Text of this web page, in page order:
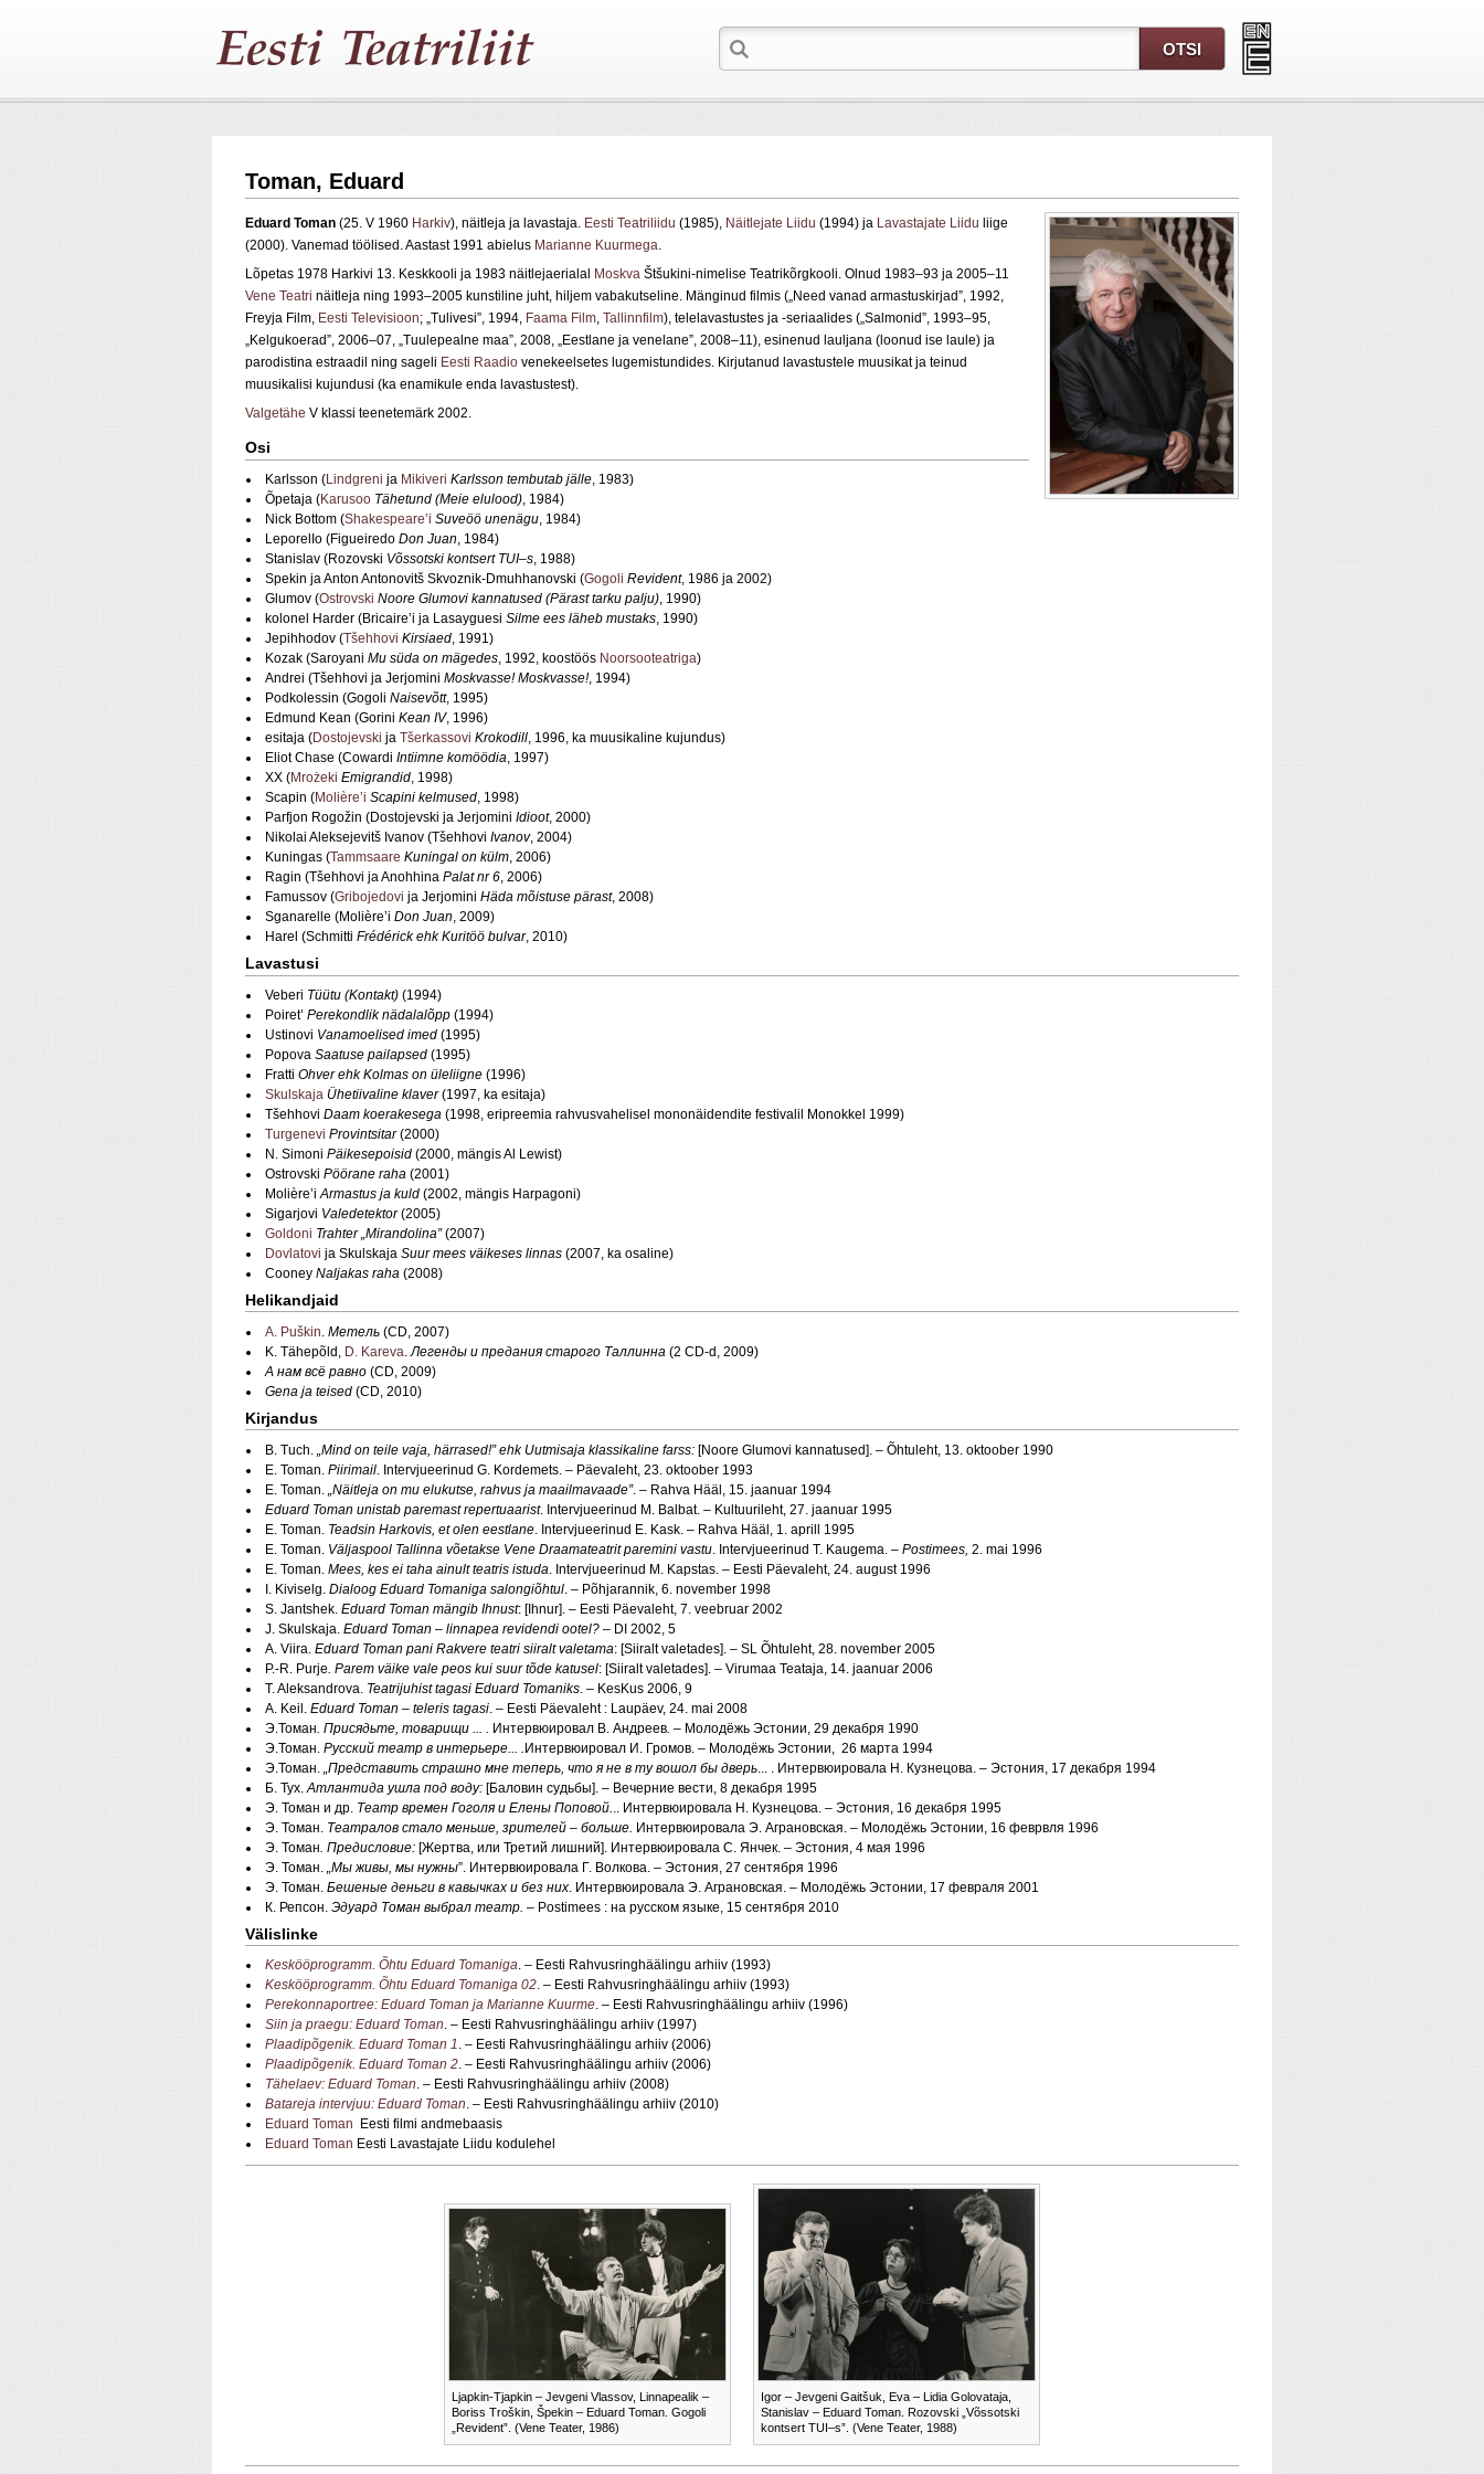
Toman, Eduard
Eduard Toman (25. V 1960 Harkiv), näitleja ja lavastaja. Eesti Teatriliidu (1985), Näitlejate Liidu (1994) ja Lavastajate Liidu liige
(2000). Vanemad töölised. Aastast 1991 abielus Marianne Kuurmega.
Lõpetas 1978 Harkivi 13. Keskkooli ja 1983 näitlejaerialal Moskva Štšukini-nimelise Teatrikõrgkooli. Olnud 1983–93 ja 2005–11
Vene Teatri näitleja ning 1993–2005 kunstiline juht, hiljem vabakutseline. Mänginud filmis („Need vanad armastuskirjad”, 1992,
Freyja Film, Eesti Televisioon; „Tulivesi”, 1994, Faama Film, Tallinnfilm), telelavastustes ja -seriaalides („Salmonid”, 1993–95,
„Kelgukoerad”, 2006–07, „Tuulepealne maa”, 2008, „Eestlane ja venelane”, 2008–11), esinenud lauljana (loonud ise laule) ja
parodistina estraadil ning sageli Eesti Raadio venekeelsetes lugemistundides. Kirjutanud lavastustele muusikat ja teinud
muusikalisi kujundusi (ka enamikule enda lavastustest).
Valgetähe V klassi teenetemärk 2002.
Osi
Karlsson (Lindgreni ja Mikiveri Karlsson tembutab jälle, 1983)
Õpetaja (Karusoo Tähetund (Meie elulood), 1984)
Nick Bottom (Shakespeare’i Suveöö unenägu, 1984)
LeporelIo (Figueiredo Don Juan, 1984)
Stanislav (Rozovski Võssotski kontsert TUI–s, 1988)
Spekin ja Anton Antonovitš Skvoznik-Dmuhhanovski (Gogoli Revident, 1986 ja 2002)
Glumov (Ostrovski Noore Glumovi kannatused (Pärast tarku palju), 1990)
kolonel Harder (Bricaire’i ja Lasayguesi Silme ees läheb mustaks, 1990)
Jepihhodov (Tšehhovi Kirsiaed, 1991)
Kozak (Saroyani Mu süda on mägedes, 1992, koostöös Noorsooteatriga)
Andrei (Tšehhovi ja Jerjomini Moskvasse! Moskvasse!, 1994)
Podkolessin (Gogoli Naisevõtt, 1995)
Edmund Kean (Gorini Kean IV, 1996)
esitaja (Dostojevski ja Tšerkassovi Krokodill, 1996, ka muusikaline kujundus)
Eliot Chase (Cowardi Intiimne komöödia, 1997)
XX (Mrożeki Emigrandid, 1998)
Scapin (Molière’i Scapini kelmused, 1998)
Parfjon Rogožin (Dostojevski ja Jerjomini Idioot, 2000)
Nikolai Aleksejevitš Ivanov (Tšehhovi Ivanov, 2004)
Kuningas (Tammsaare Kuningal on külm, 2006)
Ragin (Tšehhovi ja Anohhina Palat nr 6, 2006)
Famussov (Gribojedovi ja Jerjomini Häda mõistuse pärast, 2008)
Sganarelle (Molière’i Don Juan, 2009)
Harel (Schmitti Frédérick ehk Kuritöö bulvar, 2010)
Lavastusi
Veberi Tüütu (Kontakt) (1994)
Poiret’ Perekondlik nädalalõpp (1994)
Ustinovi Vanamoelised imed (1995)
Popova Saatuse pailapsed (1995)
Fratti Ohver ehk Kolmas on üleliigne (1996)
Skulskaja Ühetiivaline klaver(1997, ka esitaja)
Tšehhovi Daam koerakesega (1998, eripreemia rahvusvahelisel mononäidendite festivalil Monokkel 1999)
Turgenevi Provintsitar(2000)
N. Simoni Päikesepoisid (2000, mängis Al Lewist)
Ostrovski Pöörane raha (2001)
Molière’iArmastus ja kuld (2002, mängis Harpagoni)
Sigarjovi Valedetektor(2005)
Goldoni Trahter „Mirandolina”(2007)
Dovlatovi ja Skulskaja Suur mees väikeses linnas (2007, ka osaline)
Cooney Naljakas raha (2008)
Helikandjaid
A. Puškin. Метель (CD, 2007)
K. Tähepõld, D. Kareva.Легенды и предания старого Таллинна (2 CD-d, 2009)
А нам всё равно (CD, 2009)
Gena ja teised (CD, 2010)
Kirjandus
B. Tuch. „Mind on teile vaja, härrased!” ehk Uutmisaja klassikaline farss: [Noore Glumovi kannatused]. – Õhtuleht, 13. oktoober 1990
E. Toman. Piirimail . Intervjueerinud G. Kordemets. – Päevaleht, 23. oktoober 1993
E. Toman.
„Näitleja on mu elukutse, rahvus ja maailmavaade”. – Rahva Hääl, 15. jaanuar 1994
Eduard Toman unistab paremast repertuaarist. Intervjueerinud M. Balbat. – Kultuurileht, 27. jaanuar 1995
E. Toman. Teadsin Harkovis, et olen eestlane . Intervjueerinud E. Kask. – Rahva Hääl, 1. aprill 1995
E. Toman. Väljaspool Tallinna võetakse Vene Draamateatrit paremini vastu . Intervjueerinud T. Kaugema. – Postimees, 2. mai 1996
E. Toman. Mees, kes ei taha ainult teatris istuda . Intervjueerinud M. Kapstas. – Eesti Päevaleht, 24. august 1996
I. Kiviselg. Dialoog Eduard Tomaniga salongiõhtul . – Põhjarannik, 6. november 1998
S. Jantshek. Eduard Toman mängib Ihnust: [Ihnur]. – Eesti Päevaleht, 7. veebruar 2002
J. Skulskaja. Eduard Toman – linnapea revidendi ootel? – DI 2002, 5
A. Viira. Eduard Toman pani Rakvere teatri siiralt valetama: [Siiralt valetades]. – SL Õhtuleht, 28. november 2005
P.-R. Purje . Parem väike vale peos kui suur tõde katusel: [Siiralt valetades]. – Virumaa Teataja, 14. jaanuar 2006
T. Aleksandrova. Teatrijuhist tagasi Eduard Tomaniks . – KesKus 2006, 9
A. Keil. Eduard Toman – teleris tagasi . – Eesti Päevaleht : Laupäev, 24. mai 2008
Э.Томан . Присядьте, товарищи ... . Интервюировал В. Андреев . – Молодёжь Эстонии, 29 декабря 1990
Э.Томан. Русский театр в интерьере... . Интервюировал И. Громов. – Молодёжь Эстонии,
26 марта 1994
Э.Томан.
„Представить страшно мне теперь, что я не в ту вошол бы дверь ... . Интервюировала Н. Кузнецова. – Эстония, 17 декабря 1994
Б. Тух. Атлантида ушла под воду: [Баловин судьбы]. – Вечерние вести, 8 декабря 1995
Э. Томан и др. Театр времен Гоголя и Елены Поповой.
.. Интервюировала Н. Кузнецова. – Эстония, 16 декабря 1995
Э. Томан. Театралов стало меньше, зрителей – больше. Интервюировала Э. Аграновская. – Молодёжь Эстонии, 16 феврвля 1996
Э. Томан . Предисловие: [Жертва, или Третий лишний]. Интервюировалa С. Янчек. – Эстония, 4 мая 1996
Э. Томан.
„Мы живы, мы нужны”. Интервюировала Г. Волкова. – Эстония, 27 сентября 1996
Э. Томан. Бешеные деньги в кавычках и без них . Интервюировала Э. Аграновская. – Молодёжь Эстонии, 17 февраля 2001
К. Репсон. Эдуард Томан выбрал театр. – Postimees : на русском языке, 15 сентября 2010
Välislinke
Keskööprogramm. Õhtu Eduard Tomaniga. – Eesti Rahvusringhäälingu arhiiv (1993)
Keskööprogramm. Õhtu Eduard Tomaniga 02. – Eesti Rahvusringhäälingu arhiiv (1993)
Perekonnaportree: Eduard Toman ja Marianne Kuurme. – Eesti Rahvusringhäälingu arhiiv (1996)
Siin ja praegu: Eduard Toman. – Eesti Rahvusringhäälingu arhiiv (1997)
Plaadipõgenik. Eduard Toman 1. – Eesti Rahvusringhäälingu arhiiv (2006)
Plaadipõgenik. Eduard Toman 2. – Eesti Rahvusringhäälingu arhiiv (2006)
Tähelaev: Eduard Toman. – Eesti Rahvusringhäälingu arhiiv (2008)
Batareja intervjuu: Eduard Toman. – Eesti Rahvusringhäälingu arhiiv (2010)
Eduard Toman Eesti filmi andmebaasis
Eduard Toman Eesti Lavastajate Liidu kodulehel
Ljapkin-Tjapkin – Jevgeni Vlassov, Linnapealik –
Boriss Troškin, Špekin – Eduard Toman. Gogoli
„Revident”. (Vene Teater, 1986)
Igor – Jevgeni Gaitšuk, Eva – Lidia Golovataja,
Stanislav – Eduard Toman. Rozovski „Võssotski
kontsert TUI–s”. (Vene Teater, 1988)